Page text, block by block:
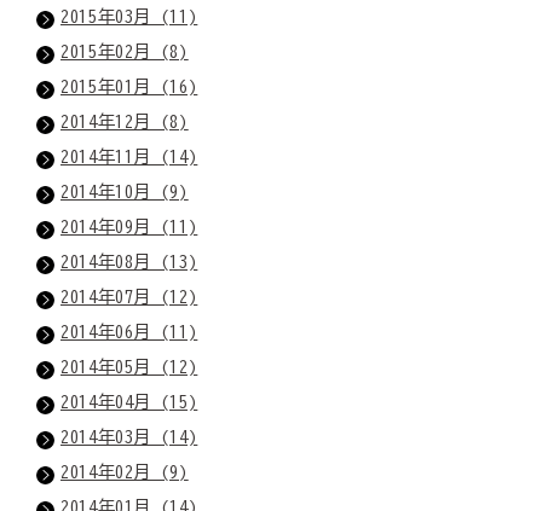
2015年03月 (11)
2015年02月 (8)
2015年01月 (16)
2014年12月 (8)
2014年11月 (14)
2014年10月 (9)
2014年09月 (11)
2014年08月 (13)
2014年07月 (12)
2014年06月 (11)
2014年05月 (12)
2014年04月 (15)
2014年03月 (14)
2014年02月 (9)
2014年01月 (14)